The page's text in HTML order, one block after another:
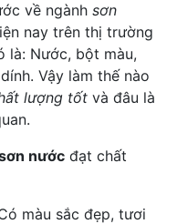
về ngành sơn
nay trên thị trường
là: Nước, bột màu,
Vậy làm thế nào
lượng tốt và đâu là
nước đạt chất
màu sắc đẹp, tươi